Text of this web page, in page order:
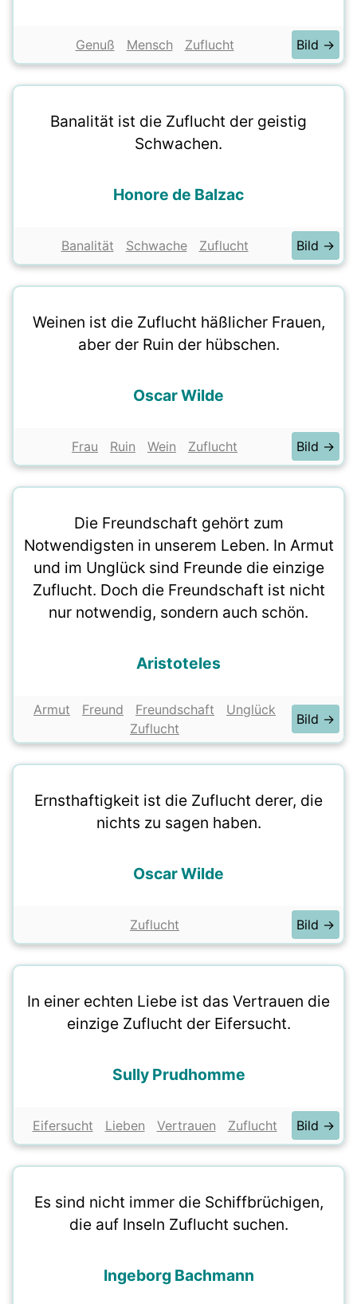
Genuß Mensch Zuflucht Bild →
Banalität ist die Zuflucht der geistig
Schwachen.
Honore de Balzac
Banalität Schwache Zuflucht Bild →
Weinen ist die Zuflucht häßlicher Frauen,
aber der Ruin der hübschen.
Oscar Wilde
Frau Ruin Wein Zuflucht Bild →
Die Freundschaft gehört zum
Notwendigsten in unserem Leben. In Armut
und im Unglück sind Freunde die einzige
Zuflucht. Doch die Freundschaft ist nicht
nur notwendig, sondern auch schön.
Aristoteles
Armut Freund Freundschaft
Unglück
Zuflucht
Bild →
Ernsthaftigkeit ist die Zuflucht derer, die
nichts zu sagen haben.
Oscar Wilde
Zuflucht Bild →
In einer echten Liebe ist das Vertrauen die
einzige Zuflucht der Eifersucht.
Sully Prudhomme
Eifersucht Lieben Vertrauen Zuflucht Bild →
Es sind nicht immer die Schiffbrüchigen,
die auf Inseln Zuflucht suchen.
Ingeborg Bachmann